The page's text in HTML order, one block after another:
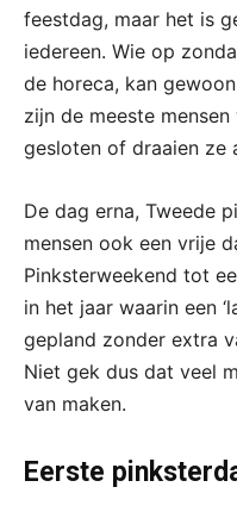
feestdag, maar het is
iedereen. Wie op
de horeca, kan
zijn de meeste
gesloten of draaien ze
De dag erna, Tweede
mensen ook een vrije
Pinksterweekend tot
in het jaar waarin een
gepland zonder extra
Niet gek dus dat veel
van maken.
Eerste